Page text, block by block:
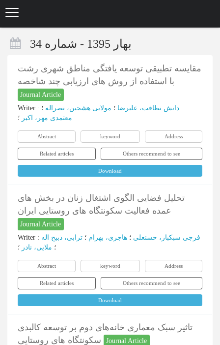
بهار 1395 - شماره 34
مقایسه تطبیقی توسعه یافتگی مناطق شهری رشت
با استفاده از روش های ارزیابی چند شاخصه
Journal Article
Writer : دانش نظافت، علیرضا ؛ مولایی هشجین، نصراله ؛
معتمدی مهر، اکبر ؛
Abstract keyword Address
Related articles Others recommend to see
Download
تحلیل فضایی الگوی اشتغال زنان در بخش های
عمده فعالیت سکونتگاه های روستایی ایران
Journal Article
Writer : فرجی سبکبار، حسنعلی ؛ هاجری، بهرام ؛ ترابی، ذببح اله
؛ ملایی، نادر ؛
Abstract keyword Address
Related articles Others recommend to see
Download
تاثیر سبک معماری خانه‌های دوم بر توسعه کالبدی
Journal Article